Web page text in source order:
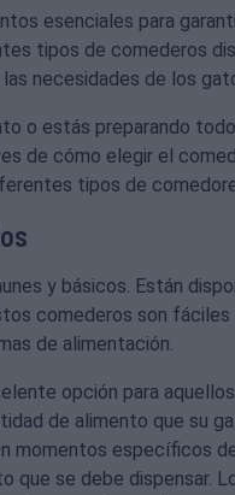
esenciales para
tipos de comederos
necesidades de los
o estás preparando
de cómo elegir el
tipos de
y básicos. Están
comederos son
de alimentación.
opción para
de alimento que su
momentos específicos
que se debe dispensar.